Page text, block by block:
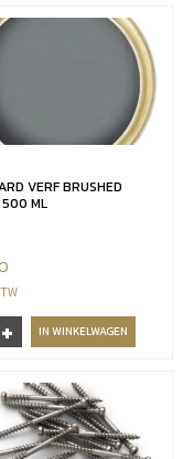
VERF BRUSHED
500 ML
+ IN WINKELWAGEN